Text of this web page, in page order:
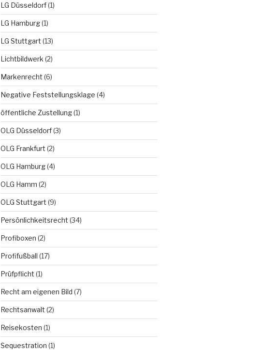
LG Düsseldorf(1)
LG Hamburg(1)
LG Stuttgart (13)
Lichtbildwerk (2)
Markenrecht (6)
Negative Feststellungsklage (4)
öffentliche Zustellung(1)
OLG Düsseldorf(3)
OLG Frankfurt (2)
OLG Hamburg(4)
OLG Hamm (2)
OLG Stuttgart (9)
Persönlichkeitsrecht (34)
Profiboxen (2)
Profifußball (17)
Prüfpflicht (1)
Recht am eigenen Bild (7)
Rechtsanwalt (2)
Reisekosten (1)
Sequestration (1)